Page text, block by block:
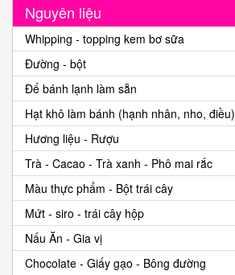
Nguyên liệu
Whipping - topping kem bơ sữa
Đường - bột
Đế bánh lạnh làm sẵn
Hạt khô làm bánh (hạnh nhân, nho, điều)
Hương liệu - Rượu
Trà - Cacao - Trà xanh - Phô mai rắc
Màu thực phẩm - Bột trái cây
Mứt - siro - trái cây hộp
Nấu Ăn - Gia vị
Chocolate - Giấy gạo - Bông đường